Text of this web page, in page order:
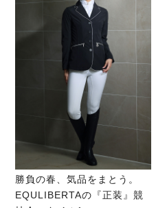
勝負の春、気品をまとう。
EQULIBERTAの『正装』競